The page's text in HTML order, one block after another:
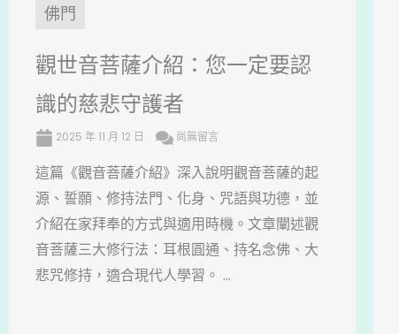
佛門
觀世音菩薩介紹：您一定要認
識的慈悲守護者
2025 年 11 月 12 日 尚無留言
這篇《觀音菩薩介紹》深入說明觀音菩薩的起
源、誓願、修持法門、化身、咒語與功德，並
介紹在家拜奉的方式與適用時機。文章闡述觀
音菩薩三大修行法：耳根圓通、持名念佛、大
悲咒修持，適合現代人學習。 ...